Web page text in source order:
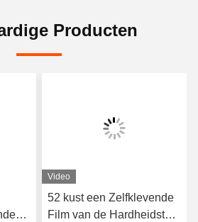
Producten
Video
52 kust een Zelfklevende
Film van de Hardheidstpu